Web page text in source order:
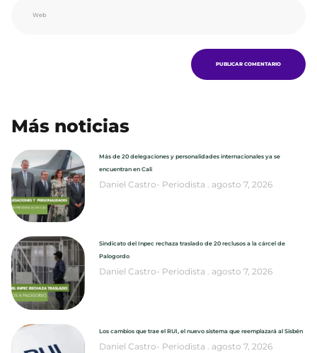
Más noticias
Más de 20 delegaciones y personalidades internacionales ya se
encuentran en Cali
Daniel Castro- Periodista agosto 7, 2026
Sindicato del Inpec rechaza traslado de 20 reclusos a la cárcel de
Palogordo
Daniel Castro- Periodista agosto 7, 2026
Los cambios que trae el RUI, el nuevo sistema que reemplazará al Sisbén
Daniel Castro- Periodista agosto 7, 2026